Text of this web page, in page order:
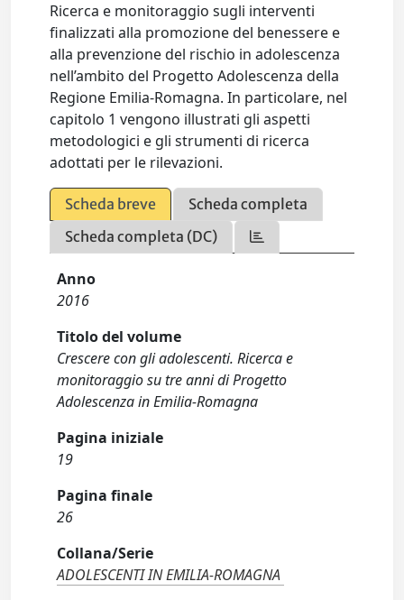
Ricerca e monitoraggio sugli interventi
finalizzati alla promozione del benessere e
alla prevenzione del rischio in adolescenza
nell’ambito del Progetto Adolescenza della
Regione Emilia-Romagna. In particolare, nel
capitolo 1 vengono illustrati gli aspetti
metodologici e gli strumenti di ricerca
adottati per le rilevazioni.
Scheda breve
Scheda completa
Scheda completa (DC)
Anno
2016
Titolo del volume
Crescere con gli adolescenti. Ricerca e
monitoraggio su tre anni di Progetto
Adolescenza in Emilia-Romagna
Pagina iniziale
19
Pagina finale
26
Collana/Serie
ADOLESCENTI IN EMILIA-ROMAGNA